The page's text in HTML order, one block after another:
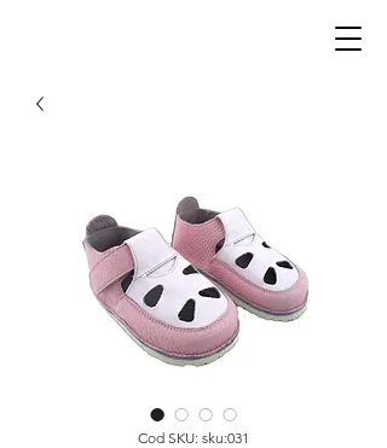
Cod SKU: sku:031